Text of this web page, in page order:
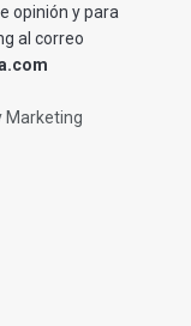
opinión y para
al correo
Marketing